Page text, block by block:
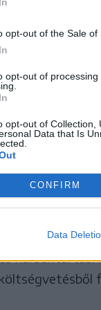
opt-out of the Sale of
opt-out of
opt-out of Collection,
Data that Is
CONFIRM
Data
teraszait.
munkálatok